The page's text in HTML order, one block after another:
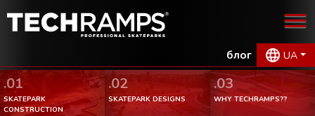
блог UA
.01
SKATEPARK
CONSTRUCTION
.02
SKATEPARK DESIGNS
.03
WHY TECHRAMPS??